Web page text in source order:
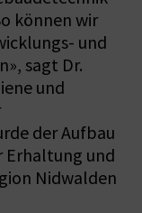
können wir
und
sagt Dr.
und
der Aufbau
Erhaltung und
Nidwalden